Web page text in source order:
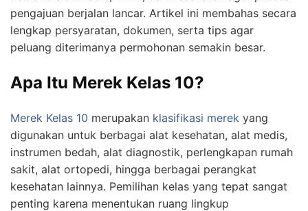
pengajuan berjalan lancar. Artikel ini membahas secara
lengkap persyaratan, dokumen, serta tips agar
peluang diterimanya permohonan semakin besar.
Apa Itu Merek Kelas 10?
Merek Kelas 10 merupakan klasifikasi merek yang
digunakan untuk berbagai alat kesehatan, alat medis,
instrumen bedah, alat diagnostik, perlengkapan rumah
sakit, alat ortopedi, hingga berbagai perangkat
kesehatan lainnya. Pemilihan kelas yang tepat sangat
penting karena menentukan ruang lingkup